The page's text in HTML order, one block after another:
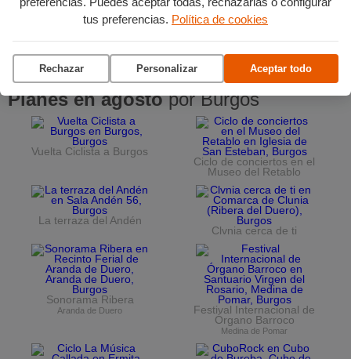
tus preferencias. Política de cookies
Rechazar Personalizar Aceptar todo
Planes en agostopor Burgos
Vuelta Ciclista a Burgos
Ciclo de conciertos en el
Museo del Retablo
La terraza del Andén
Clvnia cerca de ti
Sonorama Ribera
Aranda de Duero
Festival Internacional de
Órgano Barroco
Medina de Pomar